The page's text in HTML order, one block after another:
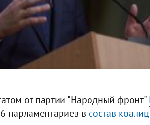
от партии "Народный фронт"
парламентариев в состав